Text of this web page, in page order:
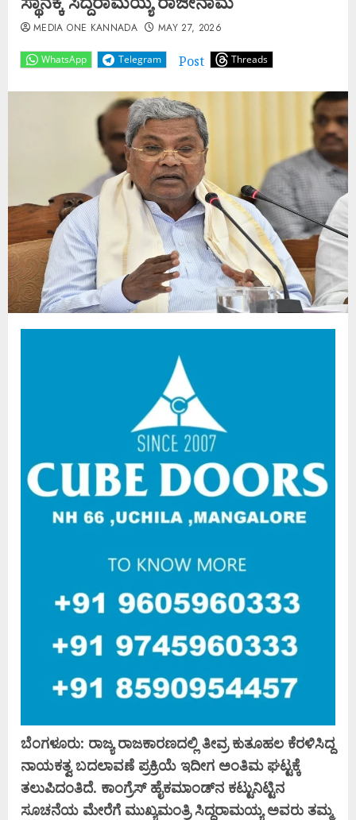
WhatsApp Telegram Post Threads
MEDIA ONE KANNADA MAY 27, 2026
ಬೆಂಗಳೂರು: ರಾಜ್ಯ ರಾಜಕಾರಣದಲ್ಲಿ ತೀವ್ರ ಕುತೂಹಲ ಕೆರಳಿಸಿದ್ದ
ನಾಯಕತ್ವ ಬದಲಾವಣೆ ಪ್ರಕ್ರಿಯೆ ಇದೀಗ ಅಂತಿಮ ಘಟ್ಟಕ್ಕೆ
ತಲುಪಿದಂತಿದೆ. ಕಾಂಗ್ರೆಸ್ ಹೈಕಮಾಂಡ್‌ನ ಕಟ್ಟುನಿಟ್ಟಿನ
ಸೂಚನೆಯ ಮೇರೆಗೆ ಮುಖ್ಯಮಂತ್ರಿ ಸಿದ್ದರಾಮಯ್ಯ ಅವರು ತಮ್ಮ